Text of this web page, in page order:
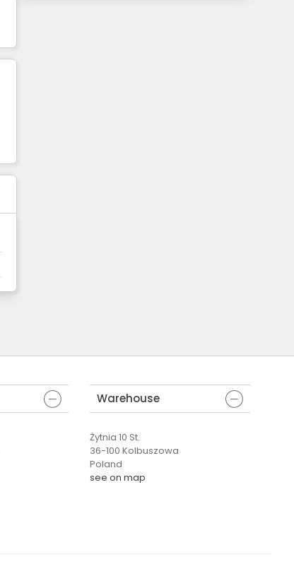
Warehouse
Żytnia 10 St.
36-100 Kolbuszowa
Poland
see on map